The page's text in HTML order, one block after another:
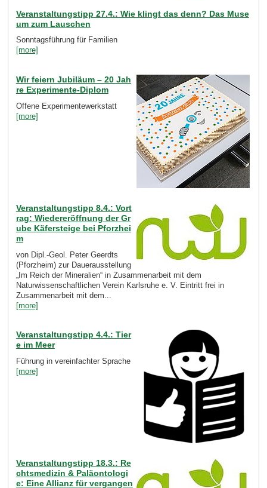
Veranstaltungstipp 27.4.: Wie klingt das denn? Das Muse
um zum Lauschen
Sonntagsführung für Familien
[more]
Wir feiern Jubiläum – 20 Jah
re Experimente-Diplom
Offene Experimentewerkstatt
[more]
Veranstaltungstipp 8.4.: Vort
rag: Wiedereröffnung der Gr
ube Käfersteige bei Pforzhei
m
von Dipl.-Geol. Peter Geerdts
(Pforzheim) zur Dauerausstellung
„Im Reich der Mineralien“ in Zusammenarbeit mit dem
Naturwissenschaftlichen Verein Karlsruhe e. V. Eintritt frei in
Zusammenarbeit mit dem...
[more]
Veranstaltungstipp 4.4.: Tier
e im Meer
Führung in vereinfachter Sprache
[more]
Veranstaltungstipp 18.3.: Re
chtsmedizin & Paläontologi
e: Eine Allianz für vergangen